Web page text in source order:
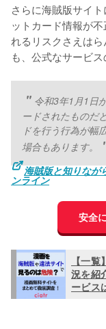
さらに海賊版サイ
ットカード情報が
れるリスクさえは
も、公式なサービス
令和3年1月1日
ードされたものだ
ドを行う行為が幅
場合もあります。
海賊版と知りなが
ンライン
安全
【一
況を紹
ービス